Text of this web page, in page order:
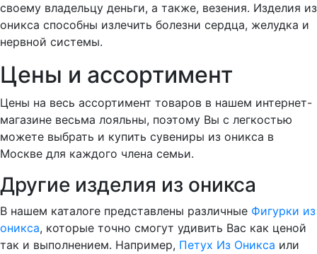
своему владельцу деньги, а также, везения. Изделия из
оникса способны излечить болезни сердца, желудка и
нервной системы.
Цены и ассортимент
Цены на весь ассортимент товаров в нашем интернет-
магазине весьма лояльны, поэтому Вы с легкостью
можете выбрать и купить сувениры из оникса в
Москве для каждого члена семьи.
Другие изделия из оникса
В нашем каталоге представлены различные Фигурки из
оникса, которые точно смогут удивить Вас как ценой
так и выполнением. Например, Петух Из Оникса или